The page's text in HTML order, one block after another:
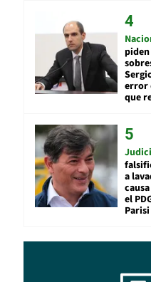
error
que
a
el
Parisi